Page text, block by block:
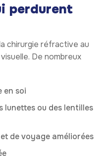
perdurent
chirurgie réfractive au
De nombreux
en soi
lunettes ou des lentilles
de voyage améliorées